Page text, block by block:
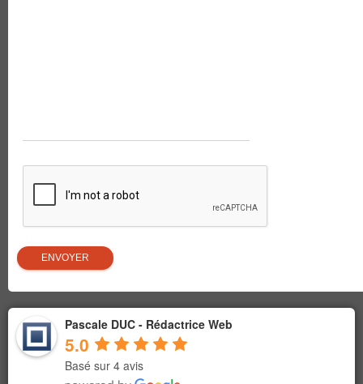
Pascale DUC - Rédactrice Web
5.0
Basé sur 4 avis